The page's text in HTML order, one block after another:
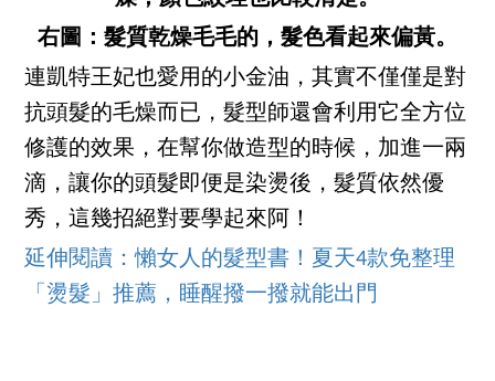
右圖：髮質乾燥毛毛的，髮色看起來偏黃。
連凱特王妃也愛用的小金油，其實不僅僅是對
抗頭髮的毛燥而已，髮型師還會利用它全方位
修護的效果，在幫你做造型的時候，加進一兩
滴，讓你的頭髮即便是染燙後，髮質依然優
秀，這幾招絕對要學起來阿！
延伸閱讀：懶女人的髮型書！夏天4款免整理
「燙髮」推薦，睡醒撥一撥就能出門